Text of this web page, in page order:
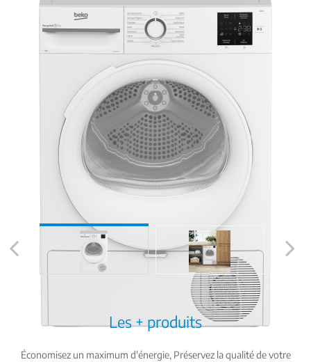
Les + produits
Économisez un maximum d'énergie Préservez la qualité de votre